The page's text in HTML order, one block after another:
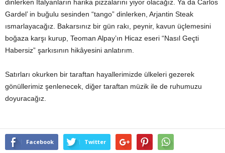
dinlerken İtalyanların harika pizzalarını yiyor olacağız. Ya da Carlos
Gardel’ in buğulu sesinden “tango” dinlerken, Arjantin Steak
ısmarlayacağız. Bakarsınız bir gün rakı, peynir, kavun üçlemesini
boğaza karşı kurup, Teoman Alpay’ın Hicaz eseri “Nasıl Geçti
Habersiz” şarkısının hikâyesini anlatırım.
Satırları okurken bir taraftan hayallerimizde ülkeleri gezerek
gönüllerimiz şenlenecek, diğer taraftan müzik ile de ruhumuzu
doyuracağız.
Facebook Twitter